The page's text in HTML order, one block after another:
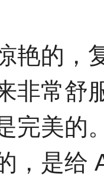
艳的，
非常舒
完美的
，是给